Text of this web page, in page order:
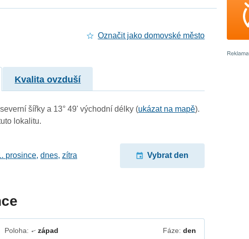
Označit jako domovské město
Kvalita ovzduší
šířky a 13° 49' východní délky (ukázat na mapě).
lokalitu.
prosince,dnes,zítra Vybrat den
Poloha: ↓západ Fáze: den